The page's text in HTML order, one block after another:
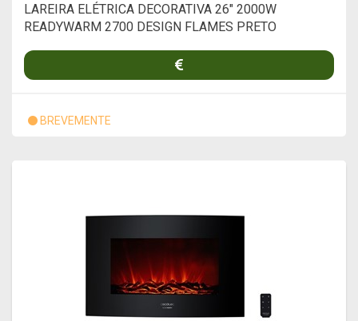
LAREIRA ELÉTRICA DECORATIVA 26" 2000W
READYWARM 2700 DESIGN FLAMES PRETO
BREVEMENTE